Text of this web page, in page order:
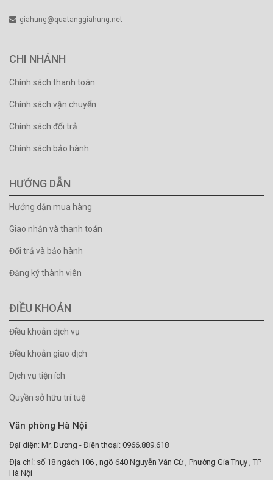
giahung@quatanggiahung.net
CHI NHÁNH
Chính sách thanh toán
Chính sách vận chuyển
Chính sách đổi trả
Chính sách bảo hành
HƯỚNG DẪN
Hướng dẫn mua hàng
Giao nhận và thanh toán
Đổi trả và bảo hành
Đăng ký thành viên
ĐIỀU KHOẢN
Điều khoản dịch vụ
Điều khoản giao dịch
Dịch vụ tiện ích
Quyền sở hữu trí tuệ
Văn phòng Hà Nội
Đại diện: Mr. Dương - Điện thoại: 0966.889.618
Địa chỉ: số 18 ngách 106 , ngõ 640 Nguyễn Văn Cừ , Phường Gia Thụy , TP
Hà Nội